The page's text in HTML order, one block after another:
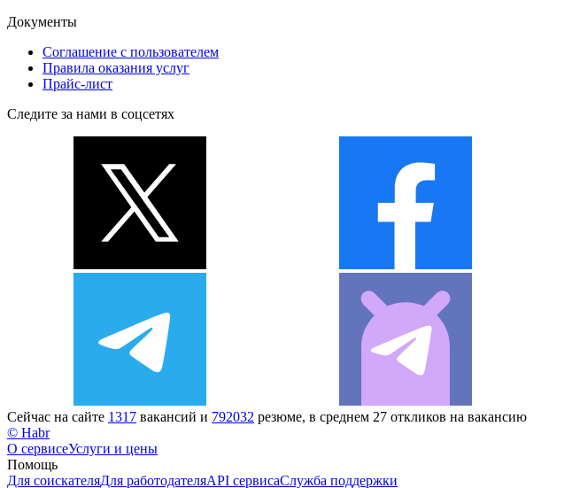
Документы
Соглашение с пользователем
Правила оказания услуг
Прайс-лист
Следите за нами в соцсетях
Сейчас на сайте 1317 вакансий и 792032 резюме, в среднем 27 откликов на вакансию
© Habr
О сервисеУслуги и цены
Помощь
Для соискателяДля работодателяAPI сервисаСлужба поддержки